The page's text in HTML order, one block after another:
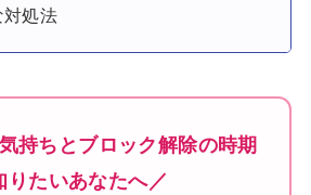
処法
持ちとブロック解除の時期
りたいあなたへ／